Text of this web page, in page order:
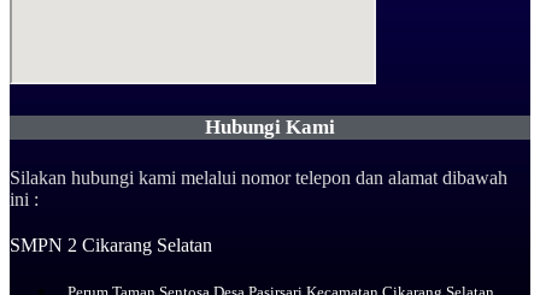
Hubungi Kami
Silakan hubungi kami melalui nomor telepon dan alamat dibawah
ini :
SMPN 2 Cikarang Selatan